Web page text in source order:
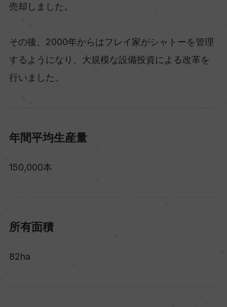
売却しました。
その後、2000年からはフレイ家がシャトーを管理
するようになり、大規模な設備投資による改革を
行いました。
年間平均生産量
150,000本
所有面積
82ha